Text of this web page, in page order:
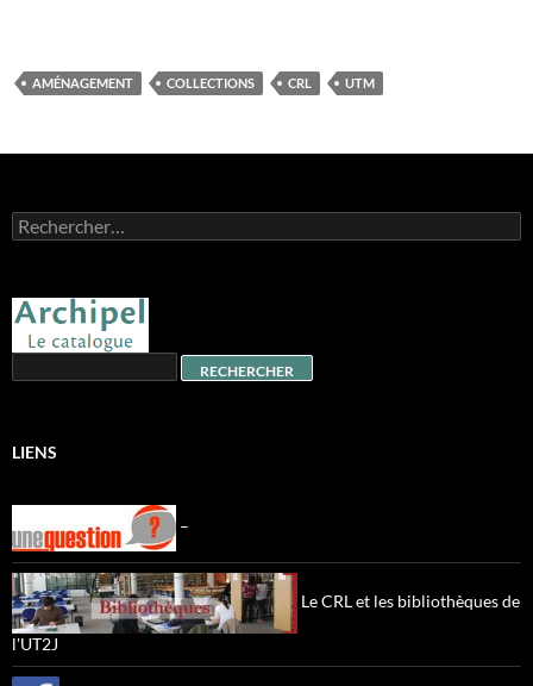
AMÉNAGEMENT COLLECTIONS CRL UTM
Rechercher :
LIENS
–
Le CRL et les bibliothèques de
l'UT2J